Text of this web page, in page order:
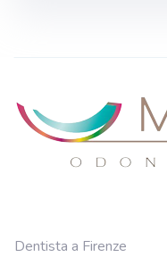
Dentista a Firenze